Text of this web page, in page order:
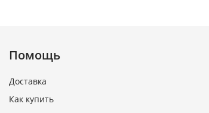
Помощь
Доставка
Как купить